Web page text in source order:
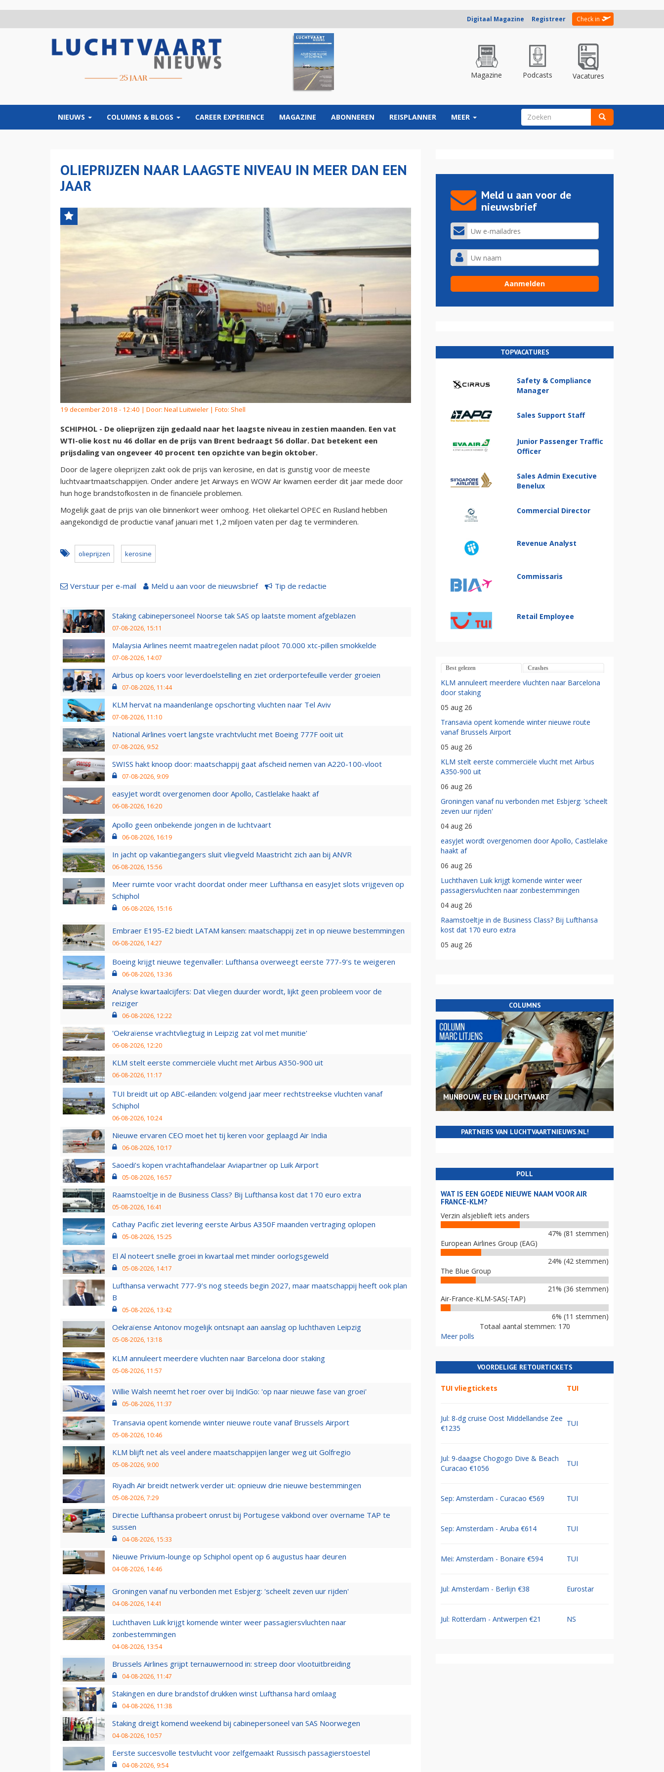
Digitaal Magazine Registreer Check in
Magazine Podcasts Vacatures
NIEUWS COLUMNS & BLOGS CAREER EXPERIENCE MAGAZINE ABONNEREN REISPLANNER MEER ZOEKVELD
OLIEPRIJZEN NAAR LAAGSTE NIVEAU IN MEER DAN EEN
JAAR
19 december 2018 - 12:40 | Door: Neal Luitwieler | Foto: Shell
SCHIPHOL - De olieprijzen zijn gedaald naar het laagste niveau in zestien maanden. Een vat
WTI-olie kost nu 46 dollar en de prijs van Brent bedraagt 56 dollar. Dat betekent een
prijsdaling van ongeveer 40 procent ten opzichte van begin oktober.
Door de lagere olieprijzen zakt ook de prijs van kerosine, en dat is gunstig voor de meeste
luchtvaartmaatschappijen. Onder andere Jet Airways en WOW Air kwamen eerder dit jaar mede door
hun hoge brandstofkosten in de financiële problemen.
Mogelijk gaat de prijs van olie binnenkort weer omhoog. Het oliekartel OPEC en Rusland hebben
aangekondigd de productie vanaf januari met 1,2 miljoen vaten per dag te verminderen.
olieprijzen kerosine
Verstuur per e-mail Meld u aan voor de nieuwsbrief Tip de redactie
Staking cabinepersoneel Noorse tak SAS op laatste moment afgeblazen
07-08-2026, 15:11
Malaysia Airlines neemt maatregelen nadat piloot 70.000 xtc-pillen smokkelde
07-08-2026, 14:07
Airbus op koers voor leverdoelstelling en ziet orderportefeuille verder groeien
07-08-2026, 11:44
KLM hervat na maandenlange opschorting vluchten naar Tel Aviv
07-08-2026, 11:10
National Airlines voert langste vrachtvlucht met Boeing 777F ooit uit
07-08-2026, 9:52
SWISS hakt knoop door: maatschappij gaat afscheid nemen van A220-100-vloot
07-08-2026, 9:09
easyJet wordt overgenomen door Apollo, Castlelake haakt af
06-08-2026, 16:20
Apollo geen onbekende jongen in de luchtvaart
06-08-2026, 16:19
In jacht op vakantiegangers sluit vliegveld Maastricht zich aan bij ANVR
06-08-2026, 15:56
Meer ruimte voor vracht doordat onder meer Lufthansa en easyJet slots vrijgeven op
Schiphol
06-08-2026, 15:16
Embraer E195-E2 biedt LATAM kansen: maatschappij zet in op nieuwe bestemmingen
06-08-2026, 14:27
Boeing krijgt nieuwe tegenvaller: Lufthansa overweegt eerste 777-9’s te weigeren
06-08-2026, 13:36
Analyse kwartaalcijfers: Dat vliegen duurder wordt, lijkt geen probleem voor de
reiziger
06-08-2026, 12:22
'Oekraïense vrachtvliegtuig in Leipzig zat vol met munitie'
06-08-2026, 12:20
KLM stelt eerste commerciële vlucht met Airbus A350-900 uit
06-08-2026, 11:17
TUI breidt uit op ABC-eilanden: volgend jaar meer rechtstreekse vluchten vanaf
Schiphol
06-08-2026, 10:24
Nieuwe ervaren CEO moet het tij keren voor geplaagd Air India
06-08-2026, 10:17
Saoedi’s kopen vrachtafhandelaar Aviapartner op Luik Airport
05-08-2026, 16:57
Raamstoeltje in de Business Class? Bij Lufthansa kost dat 170 euro extra
05-08-2026, 16:41
Cathay Pacific ziet levering eerste Airbus A350F maanden vertraging oplopen
05-08-2026, 15:25
El Al noteert snelle groei in kwartaal met minder oorlogsgeweld
05-08-2026, 14:17
Lufthansa verwacht 777-9’s nog steeds begin 2027, maar maatschappij heeft ook plan
B
05-08-2026, 13:42
Oekraïense Antonov mogelijk ontsnapt aan aanslag op luchthaven Leipzig
05-08-2026, 13:18
KLM annuleert meerdere vluchten naar Barcelona door staking
05-08-2026, 11:57
Willie Walsh neemt het roer over bij IndiGo: 'op naar nieuwe fase van groei'
05-08-2026, 11:37
Transavia opent komende winter nieuwe route vanaf Brussels Airport
05-08-2026, 10:46
KLM blijft net als veel andere maatschappijen langer weg uit Golfregio
05-08-2026, 9:00
Riyadh Air breidt netwerk verder uit: opnieuw drie nieuwe bestemmingen
05-08-2026, 7:29
Directie Lufthansa probeert onrust bij Portugese vakbond over overname TAP te
sussen
04-08-2026, 15:33
Nieuwe Privium-lounge op Schiphol opent op 6 augustus haar deuren
04-08-2026, 14:46
Groningen vanaf nu verbonden met Esbjerg: 'scheelt zeven uur rijden'
04-08-2026, 14:41
Luchthaven Luik krijgt komende winter weer passagiersvluchten naar
zonbestemmingen
04-08-2026, 13:54
Brussels Airlines grijpt ternauwernood in: streep door vlootuitbreiding
04-08-2026, 11:47
Stakingen en dure brandstof drukken winst Lufthansa hard omlaag
04-08-2026, 11:38
Staking dreigt komend weekend bij cabinepersoneel van SAS Noorwegen
04-08-2026, 10:57
Eerste succesvolle testvlucht voor zelfgemaakt Russisch passagierstoestel
04-08-2026, 9:54
Meld u aan voor de
nieuwsbrief
TOPVACATURES
Safety & Compliance
Manager
Sales Support Staff
Junior Passenger Traffic
Officer
Sales Admin Executive
Benelux
Commercial Director
Revenue Analyst
Commissaris
Retail Employee
Best gelezen Crashes
KLM annuleert meerdere vluchten naar Barcelona
door staking
05 aug 26
Transavia opent komende winter nieuwe route
vanaf Brussels Airport
05 aug 26
KLM stelt eerste commerciële vlucht met Airbus
A350-900 uit
06 aug 26
Groningen vanaf nu verbonden met Esbjerg: 'scheelt
zeven uur rijden'
04 aug 26
easyJet wordt overgenomen door Apollo, Castlelake
haakt af
06 aug 26
Luchthaven Luik krijgt komende winter weer
passagiersvluchten naar zonbestemmingen
04 aug 26
Raamstoeltje in de Business Class? Bij Lufthansa
kost dat 170 euro extra
05 aug 26
COLUMNS
MIJNBOUW, EU EN LUCHTVAART
PARTNERS VAN LUCHTVAARTNIEUWS.NL!
POLL
WAT IS EEN GOEDE NIEUWE NAAM VOOR AIR
FRANCE-KLM?
Verzin alsjeblieft iets anders
47% (81 stemmen)
European Airlines Group (EAG)
24% (42 stemmen)
The Blue Group
21% (36 stemmen)
Air-France-KLM-SAS(-TAP)
6% (11 stemmen)
Totaal aantal stemmen: 170
Meer polls
VOORDELIGE RETOURTICKETS
TUI vliegtickets TUI
Jul: 8-dg cruise Oost Middellandse Zee
€1235
TUI
Jul: 9-daagse Chogogo Dive & Beach
Curacao €1056
TUI
Sep: Amsterdam - Curacao €569 TUI
Sep: Amsterdam - Aruba €614 TUI
Mei: Amsterdam - Bonaire €594 TUI
Jul: Amsterdam - Berlijn €38 Eurostar
Jul: Rotterdam - Antwerpen €21 NS